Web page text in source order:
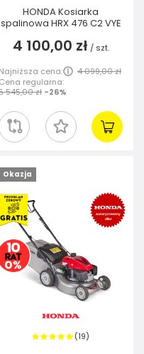
HONDA Kosiarka
spalinowa HRX 476 C2 VYE
4 100,00 zł / szt.
Najniższa cena:
4 099,00 zł
Cena regularna:
545,00 zł -26%
Okazja
(19)